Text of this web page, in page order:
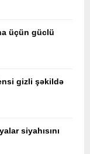
üçün güclü
gizli şəkildə
siyahısını